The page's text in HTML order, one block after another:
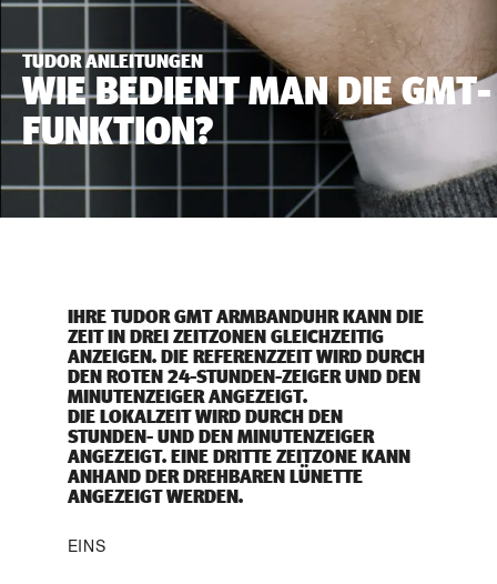
TUDOR ANLEITUNGEN
WIE BEDIENT MAN DIE GMT-
FUNKTION?
IHRE TUDOR GMT ARMBANDUHR KANN DIE
ZEIT IN DREI ZEITZONEN GLEICHZEITIG
ANZEIGEN. DIE REFERENZZEIT WIRD DURCH
DEN ROTEN 24-STUNDEN-ZEIGER UND DEN
MINUTENZEIGER ANGEZEIGT.
DIE LOKALZEIT WIRD DURCH DEN
STUNDEN- UND DEN MINUTENZEIGER
ANGEZEIGT. EINE DRITTE ZEITZONE KANN
ANHAND DER DREHBAREN LÜNETTE
ANGEZEIGT WERDEN.
EINS